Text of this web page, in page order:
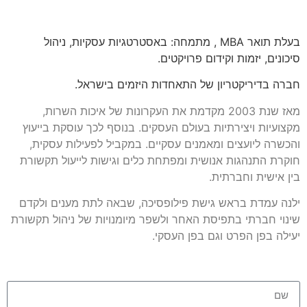
בעלת תואר MBA , מתמחה: באסטרטגיות עסקיות, ניהול
סיכונים, יזמות וקידום פרויקטים.
חברה בדיריקטריון של התאחדות היזמים בישראל.
מאז שנת 2003 מקדמת את העקרונות של איכות השרות,
מקצועיות ויצירתיות בעולם העסקים. בנוסף לכך עוסקת בייעוץ
והכשרה ליועצים ומאמנים עסקיים. במקביל לפעילות עסקית,
חוקרת התנהגות אנושית ומפתחת כלים וגישות לייעול תקשורת
בין אישית וחברתית.
ילנה עמדת בראש גישת פילופסיכה, שבאה לתת מענים ולקדם
שינוי חברתי בתפיסת האחר ולשפר מיומנויות של ניהול תקשורת
יעילה בפן הפרט וגם בפן העסקי.